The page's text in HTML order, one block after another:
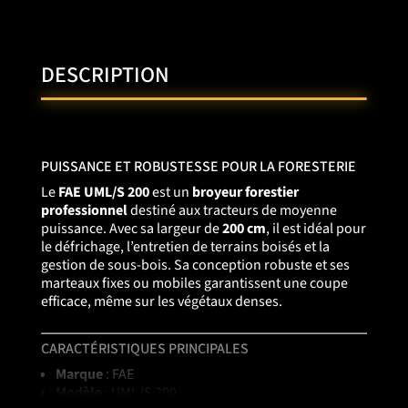
DESCRIPTION
PUISSANCE ET ROBUSTESSE POUR LA FORESTERIE
LeFAE UML/S 200est un broyeur forestier
professionneldestiné aux tracteurs de moyenne
puissance. Avec sa largeur de200 cm, il est idéal pour
le défrichage, l’entretien de terrains boisés et la
gestion de sous-bois. Sa conception robuste et ses
marteaux fixes ou mobiles garantissent une coupe
efficace, même sur les végétaux denses.
CARACTÉRISTIQUES PRINCIPALES
Marque: FAE
Modèle